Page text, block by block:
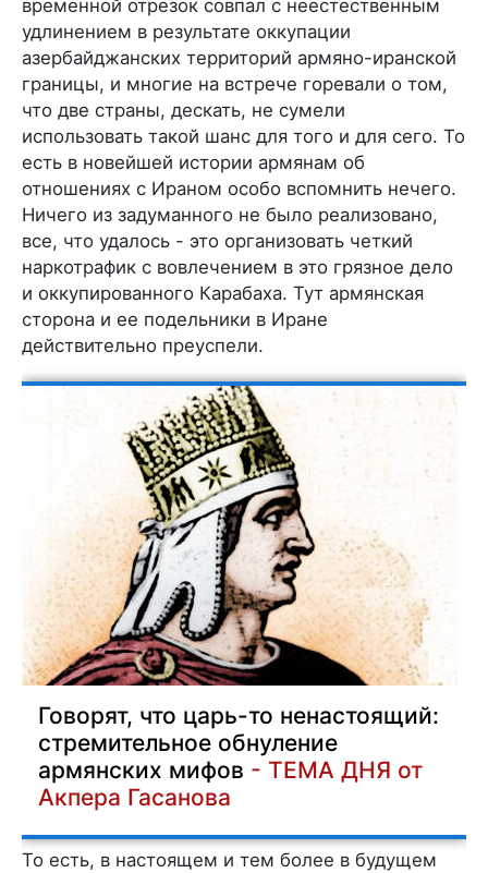
временной отрезок совпал с неестественным
удлинением в результате оккупации
азербайджанских территорий армяно-иранской
границы, и многие на встрече горевали о том,
что две страны, дескать, не сумели
использовать такой шанс для того и для сего. То
есть в новейшей истории армянам об
отношениях с Ираном особо вспомнить нечего.
Ничего из задуманного не было реализовано,
все, что удалось - это организовать четкий
наркотрафик с вовлечением в это грязное дело
и оккупированного Карабаха. Тут армянская
сторона и ее подельники в Иране
действительно преуспели.
Говорят, что царь-то ненастоящий:
стремительное обнуление
армянских мифов - ТЕМА ДНЯ от
Акпера Гасанова
То есть, в настоящем и тем более в будущем